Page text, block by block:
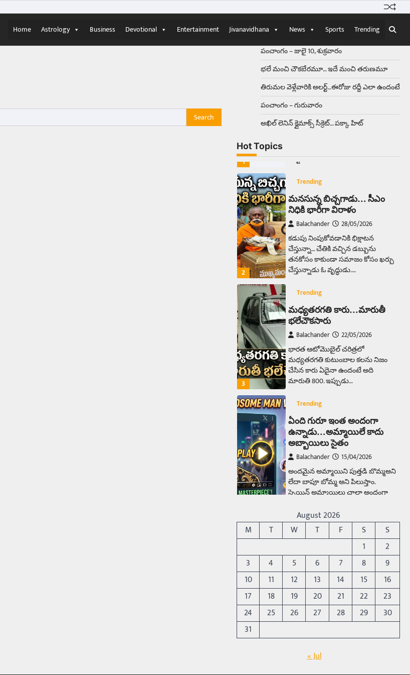
Home Astrology Business Devotional Entertainment Jivanavidhana News Sports Trending
పంచాంగం – జులై 10, శుక్రవారం
భలే మంచి చౌకబేరమూ… ఇదే మంచి తరుణమూ
తిరుమల వెళ్లేవారికి అలర్ట్‌…ఈరోజు రద్దీ ఎలా ఉందంటే
పంచాంగం – గురువారం
అఖిల్‌ లెనిన్ క్లైమాక్స్‌ సీక్రెట్‌… పక్కా హిట్‌
Hot Topics
Balachander 15/04/2026
ఉత్తర ప్రదేశ్‌లోని ఝాన్సీ జిల్లాలో ఒక
వింతైన రోడ్డు ప్రమాదం చోటుచేసుకుంది.
వేల సంఖ్యలో బీరు…
1
Trending
అక్కడ ఆదివారం బట్టలు
ఉతికితే…జైలుకే
Balachander
13/06/2026
ఆదివారం వచ్చిందంటే చాలు
‘బట్టలు ఉతకడం’. వారం…
2
Trending
మనసున్న బిచ్చగాడు… సీఎం
నిధికి భారీగా విరాళం
Balachander
28/05/2026
కడుపు నింపుకోవడానికి భిక్షాటన
చేస్తున్నా… చేతికి వచ్చిన డబ్బును
తనకోసం కాకుండా సమాజం కోసం ఖర్చు
చేస్తున్నాడు ఓ వృద్ధుడు.…
3
Trending
మధ్యతరగతి కారు…మారుతీ
భలేచౌకసారు
Balachander
22/05/2026
భారత ఆటోమొబైల్ చరిత్రలో
మధ్యతరగతి కుటుంబాల కలను నిజం
చేసిన కారు ఏదైనా ఉందంటే అది
మారుతి 800. ఇప్పుడు…
Trending
ఏంది గురూ ఇంత అందంగా
ఉన్నాడు…అమ్మాయిలే కాదు
అబ్బాయిలు సైతం
Balachander
15/04/2026
అందమైన అమ్మాయిని పుత్తడి బొమ్మఅని
లేదా బాపూ బోమ్మ అని పిలుస్తాం.
స్పెయిన్‌ అమ్మాయిలు చాలా అందంగా
5
Trending
రోడ్డుపై ఏరులై పారిన బీర్లు…
ఘాటుతో మండుతున్న నోర్లు
Balachander
15/04/2026
ఉత్తర ప్రదేశ్‌లోని ఝాన్సీ జిల్లాలో ఒక
వింతైన రోడ్డు ప్రమాదం చోటుచేసుకుంది.
ఝాన్సీ–కాన్పూర్ జాతీయ రహదారిపై
వేల సంఖ్యలో బీరు…
Trending
అక్కడ ఆదివారం బట్టలు
August 2026
M
T W T F S
S
1
2
3
4 5 6 7 8
9
10
11 12 13 14 15
16
17
18 19 20 21 22
23
24
25 26 27 28 29
30
31
« Jul